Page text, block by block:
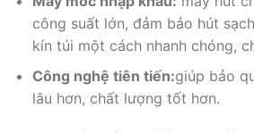
công suất lớn, đảm bảo hút
kín túi một cách nhanh chóng,
Công nghệ tiên tiến:giúp bảo
lâu hơn, chất lượng tốt hơn.